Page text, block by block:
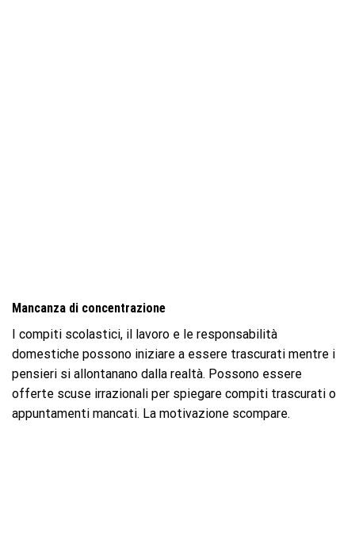
Mancanza di concentrazione
I compiti scolastici, il lavoro e le responsabilità
domestiche possono iniziare a essere trascurati mentre i
pensieri si allontanano dalla realtà. Possono essere
offerte scuse irrazionali per spiegare compiti trascurati o
appuntamenti mancati. La motivazione scompare.